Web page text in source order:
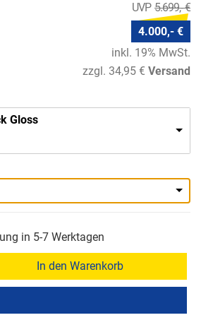
5.699,- €
4.000,- €
inkl. 19% MwSt.
zzgl. 34,95 € Versand
Gloss
in 5-7 Werktagen
In den Warenkorb